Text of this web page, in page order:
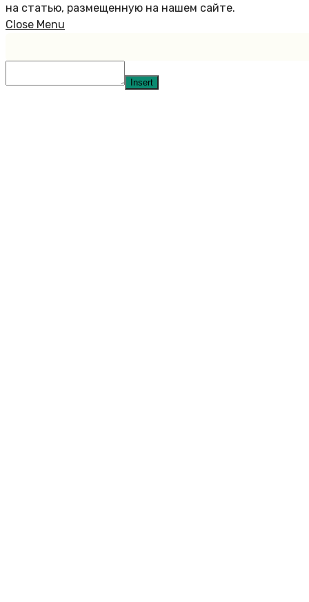
на статью, размещенную на нашем сайте.
Close Menu
Insert